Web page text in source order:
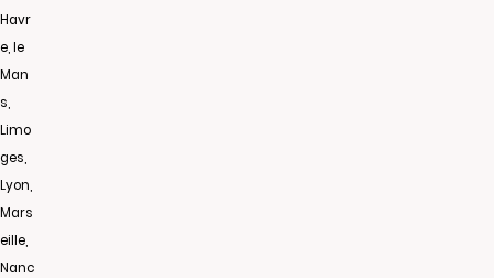
Havr
e, le
Man
s,
Limo
ges,
Lyon,
Mars
eille,
Nanc